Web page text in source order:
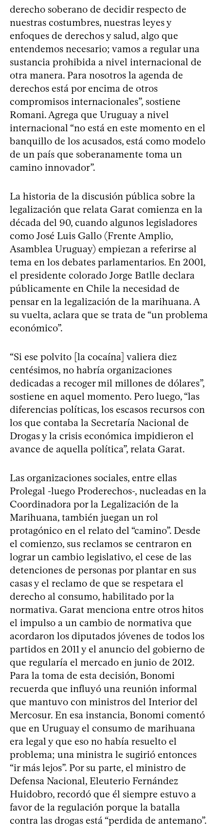
derecho soberano de decidir respecto de
nuestras costumbres, nuestras leyes y
enfoques de derechos y salud, algo que
entendemos necesario; vamos a regular una
sustancia prohibida a nivel internacional de
otra manera. Para nosotros la agenda de
derechos está por encima de otros
compromisos internacionales”, sostiene
Romani. Agrega que Uruguay a nivel
internacional “no está en este momento en el
banquillo de los acusados, está como modelo
de un país que soberanamente toma un
camino innovador”.
La historia de la discusión pública sobre la
legalización que relata Garat comienza en la
década del 90, cuando algunos legisladores
como José Luis Gallo (Frente Amplio,
Asamblea Uruguay) empiezan a referirse al
tema en los debates parlamentarios. En 2001,
el presidente colorado Jorge Batlle declara
públicamente en Chile la necesidad de
pensar en la legalización de la marihuana. A
su vuelta, aclara que se trata de “un problema
económico”.
“Si ese polvito [la cocaína] valiera diez
centésimos, no habría organizaciones
dedicadas a recoger mil millones de dólares”,
sostiene en aquel momento. Pero luego, “las
diferencias políticas, los escasos recursos con
los que contaba la Secretaría Nacional de
Drogas y la crisis económica impidieron el
avance de aquella política”, relata Garat.
Las organizaciones sociales, entre ellas
Prolegal -luego Proderechos-, nucleadas en la
Coordinadora por la Legalización de la
Marihuana, también juegan un rol
protagónico en el relato del “camino”. Desde
el comienzo, sus reclamos se centraron en
lograr un cambio legislativo, el cese de las
detenciones de personas por plantar en sus
casas y el reclamo de que se respetara el
derecho al consumo, habilitado por la
normativa. Garat menciona entre otros hitos
el impulso a un cambio de normativa que
acordaron los diputados jóvenes de todos los
partidos en 2011 y el anuncio del gobierno de
que regularía el mercado en junio de 2012.
Para la toma de esta decisión, Bonomi
recuerda que influyó una reunión informal
que mantuvo con ministros del Interior del
Mercosur. En esa instancia, Bonomi comentó
que en Uruguay el consumo de marihuana
era legal y que eso no había resuelto el
problema; una ministra le sugirió entonces
“ir más lejos”. Por su parte, el ministro de
Defensa Nacional, Eleuterio Fernández
Huidobro, recordó que él siempre estuvo a
favor de la regulación porque la batalla
contra las drogas está “perdida de antemano”.